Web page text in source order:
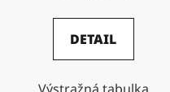
DETAIL